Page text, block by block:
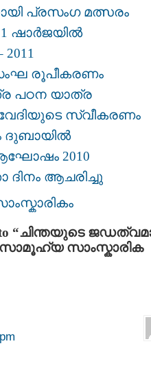
പ്രസംഗ മത്സരം
ഷാര്‍ജയില്‍
രൂപീകരണം
പഠന യാത്ര
സ്വീകരണം
ദുബായില്‍
2010
ആചരിച്ചു
“ചിന്തയുടെ
സാംസ്കാരിക